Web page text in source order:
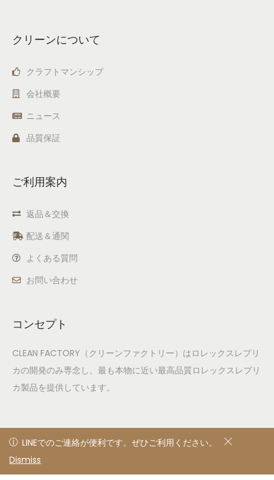
LINEでのご連絡が便利です。ぜひご利用ください。
クリーンについて
クラフトマンシップ
会社概要
ニュース
品質保証
ご利用案内
返品＆交換
配送＆通関
よくある質問
お問い合わせ
コンセプト
CLEAN FACTORY（クリーンファクトリー）はロレックスレプリ
カの開発のみ専念し、最も本物に近い最高品質ロレックスレプリ
カ製品を提供しています。
© 2020
LINEでのご連絡が便利です。ぜひご利用ください。
Dismiss